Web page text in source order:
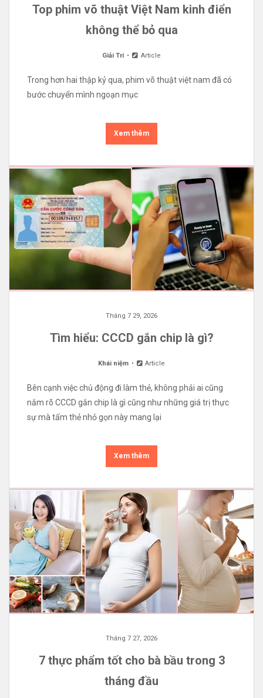
Top phim võ thuật Việt Nam kinh điển
không thể bỏ qua
Giải Trí Article
Trong hơn hai thập kỷ qua, phim võ thuật việt nam đã có
bước chuyển mình ngoạn mục
Xem thêm
Tháng 7 29, 2026
Tìm hiểu: CCCD gắn chip là gì?
Khái niệm Article
Bên cạnh việc chủ động đi làm thẻ, không phải ai cũng
nắm rõ CCCD gắn chip là gì cũng như những giá trị thực
sự mà tấm thẻ nhỏ gọn này mang lại
Xem thêm
Tháng 7 27, 2026
7 thực phẩm tốt cho bà bầu trong 3
tháng đầu